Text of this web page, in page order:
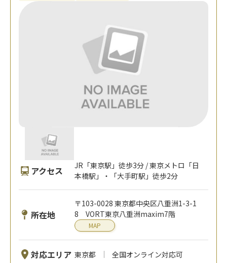
アクセス
JR「東京駅」徒歩3分 / 東京メトロ「日
本橋駅」・「大手町駅」徒歩2分
所在地
〒103-0028 東京都中央区八重洲1-3-1
8 VORT東京八重洲maxim7階
MAP
対応エリア 東京都 全国オンライン対応可